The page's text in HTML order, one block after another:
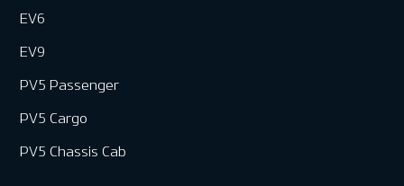
EV6
EV9
PV5 Passenger
PV5 Cargo
PV5 Chassis Cab